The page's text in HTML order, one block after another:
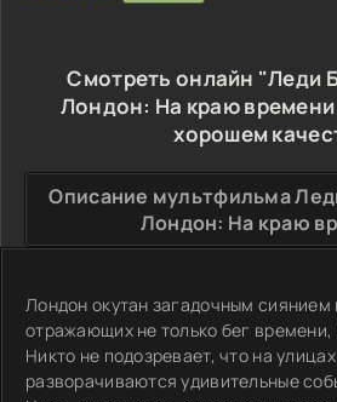
Смотреть онлайн "Леди
Лондон: На краю времени
хорошем
Описание мультфильма
Лондон: На краю
Лондон окутан загадочным сиянием
отражающих не только бег времени,
Никто не подозревает, что на
разворачиваются удивительные